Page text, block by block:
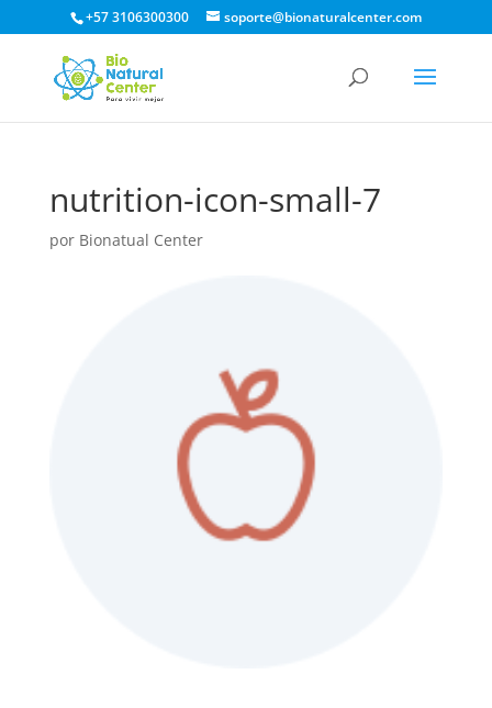
+57 3106300300 soporte@bionaturalcenter.com
nutrition-icon-small-7
por Bionatual Center